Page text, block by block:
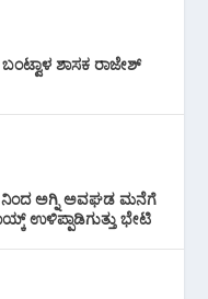
ಶಾಸಕ ರಾಜೇಶ್
ನಿಂದ ಅಗ್ನಿ ಅವಘಡ ಮನೆಗೆ
ಉಳಿಪ್ಪಾಡಿಗುತ್ತು ಭೇಟಿ